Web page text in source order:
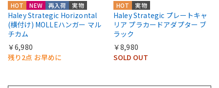
HOT NEW 再入荷 実物
Haley Strategic Horizontal
(横付け) MOLLEハンガー マル
チカム
￥6,980
残り2点 お早めに
HOT 実物
Haley Strategic プレートキャ
リア プラカードアダプター ブ
ラック
￥8,980
SOLD OUT